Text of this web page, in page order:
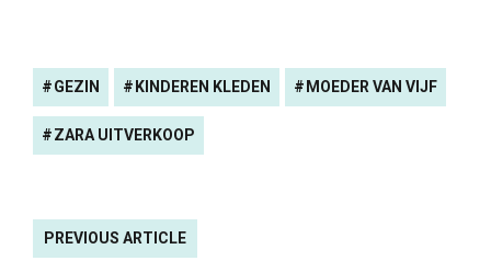
GEZIN KINDEREN KLEDEN MOEDER VAN VIJF
ZARA UITVERKOOP
PREVIOUS ARTICLE